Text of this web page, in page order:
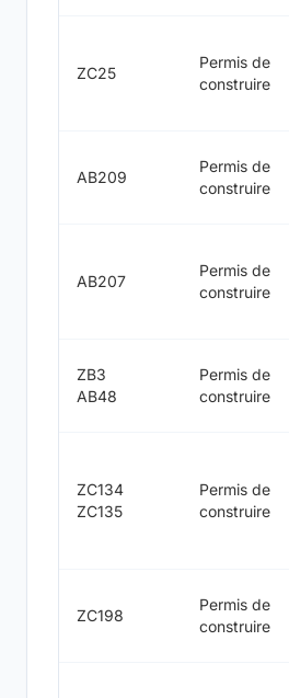
ZC25
Permis de
construire
AB209
Permis de
construire
AB207
Permis de
construire
ZB3
AB48
Permis de
construire
ZC134
ZC135
Permis de
construire
ZC198
Permis de
construire